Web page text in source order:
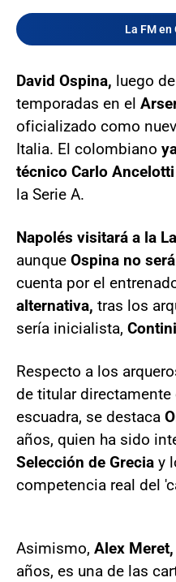
La FM en
David Ospina, luego
temporadas en el
oficializado como
Italia. El colombiano
técnico Carlo Ancelotti
la Serie A.
Napolés visitará a la
aunque Ospina no
cuenta por el
alternativa, tras los
sería inicialista,
Respecto a los
de titular directamente
escuadra, se destaca
años, quien ha sido
Selección de Grecia y
competencia real del
Asimismo, Alex Meret,
años, es una de las